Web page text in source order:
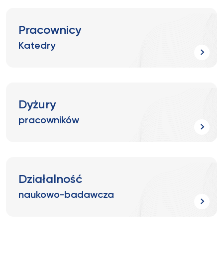
Pracownicy
Katedry
Dyżury
pracowników
Działalność
naukowo-badawcza